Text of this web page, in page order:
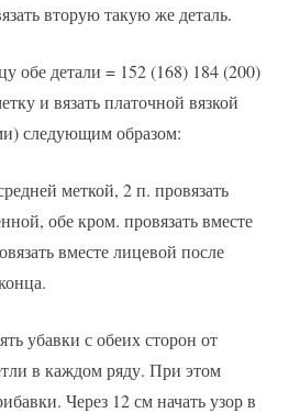
вторую такую же деталь.
обе детали = 152 (168) 184 (200)
и вязать платочной вязкой
следующим образом:
меткой, 2 п. провязать
обе кром. провязать вместе
вместе лицевой после
убавки с обеих сторон от
в каждом ряду. При этом
Через 12 см начать узор в